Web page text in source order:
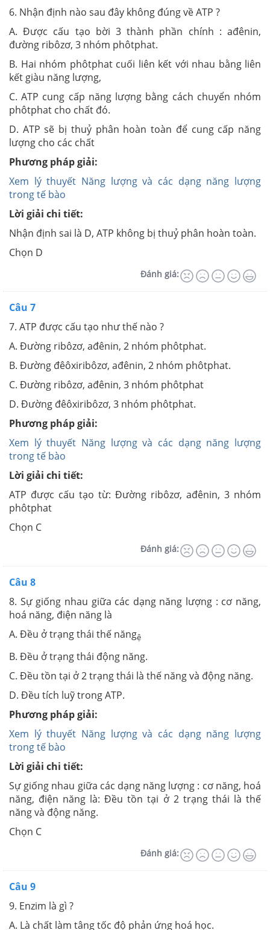
6. Nhận định nào sau đây không đúng về ATP ?
A. Được cấu tạo bời 3 thành phần chính : ađênin,
đường ribôzơ, 3 nhóm phôtphat.
B. Hai nhóm phôtphat cuối liên kết với nhau bằng liên
kết giàu năng lượng,
C. ATP cung cấp năng lượng bằng cách chuyển nhóm
phôtphat cho chất đó.
D. ATP sẽ bị thuỷ phân hoàn toàn để cung cấp năng
lượng cho các chất
Phương pháp giải:
Xem lý thuyết Năng lượng và các dạng năng lượng
trong tế bào
Lời giải chi tiết:
Nhận định sai là D, ATP không bị thuỷ phân hoàn toàn.
Chọn D
Đánh giá:
Câu 7
7. ATP được cấu tạo như thế nào ?
A. Đường ribôzơ, ađênin, 2 nhóm phôtphat.
B. Đường đêôxiribôzơ, ađênin, 2 nhóm phôtphat.
C. Đường ribôzơ, ađênin, 3 nhóm phôtphat
D. Đường đêôxiribôzơ, 3 nhóm phôtphat.
Phương pháp giải:
Xem lý thuyết Năng lượng và các dạng năng lượng
trong tế bào
Lời giải chi tiết:
ATP được cấu tạo từ: Đường ribôzơ, ađênin, 3 nhóm
phôtphat
Chọn C
Đánh giá:
Câu 8
8. Sự giống nhau giữa các dạng năng lượng : cơ năng,
hoá năng, điện năng là
A. Đều ở trạng thái thế năngệ
B. Đều ở trạng thái động năng.
C. Đều tồn tại ở 2 trạng thái là thế năng và động năng.
D. Đều tích luỹ trong ATP.
Phương pháp giải:
Xem lý thuyết Năng lượng và các dạng năng lượng
trong tế bào
Lời giải chi tiết:
Sự giống nhau giữa các dạng năng lượng : cơ năng, hoá
năng, điện năng là: Đều tồn tại ở 2 trạng thái là thế
năng và động năng.
Chọn C
Đánh giá:
Câu 9
9. Enzim là gì ?
A. Là chất làm tâng tốc độ phản ứng hoá học.